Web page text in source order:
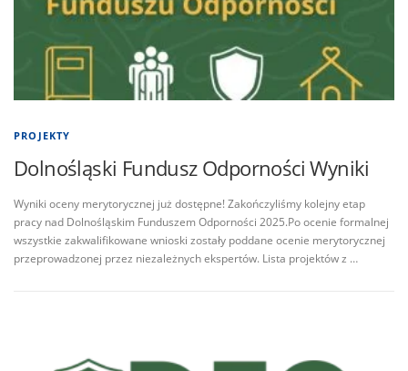
PROJEKTY
Dolnośląski Fundusz Odporności Wyniki
Wyniki oceny merytorycznej już dostępne! Zakończyliśmy kolejny etap
pracy nad Dolnośląskim Funduszem Odporności 2025.Po ocenie formalnej
wszystkie zakwalifikowane wnioski zostały poddane ocenie merytorycznej
przeprowadzonej przez niezależnych ekspertów. Lista projektów z …